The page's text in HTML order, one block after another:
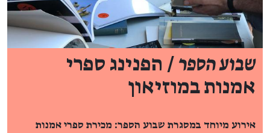
שבוע הספר / הפנינג ספרי
אמנות במוזיאון
אירוע מיוחד במסגרת שבוע הספר: מכירת ספרי אמנות